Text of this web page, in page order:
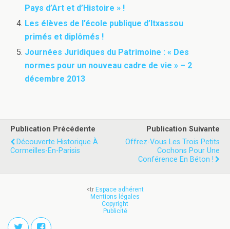
Pays d’Art et d’Histoire » !
Les élèves de l’école publique d’Itxassou
primés et diplômés !
Journées Juridiques du Patrimoine : « Des
normes pour un nouveau cadre de vie » – 2
décembre 2013
Publication Précédente
Découverte Historique À
Cormeilles-En-Parisis
Publication Suivante
Offrez-Vous Les Trois Petits
Cochons Pour Une
Conférence En Béton !
<tr Espace adhérent
Mentions légales
Copyright
Publicité